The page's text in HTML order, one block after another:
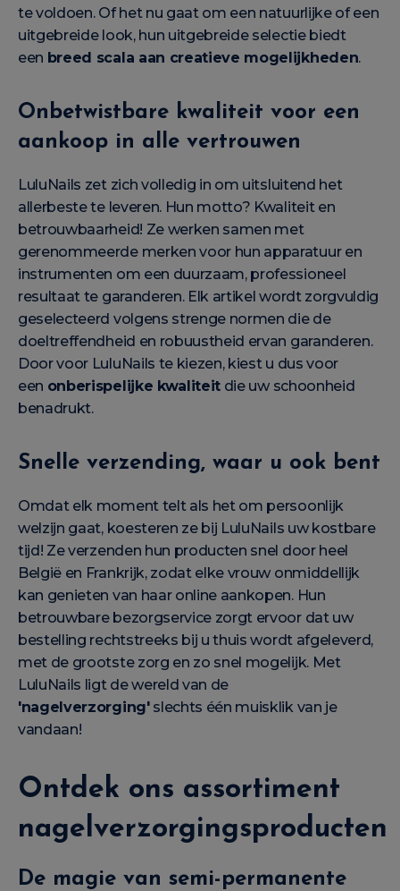
te voldoen. Of het nu gaat om een natuurlijke of een
uitgebreide look, hun uitgebreide selectie biedt
een breed scala aan creatieve mogelijkheden.
Onbetwistbare kwaliteit voor een
aankoop in alle vertrouwen
LuluNails zet zich volledig in om uitsluitend het
allerbeste te leveren. Hun motto? Kwaliteit en
betrouwbaarheid! Ze werken samen met
gerenommeerde merken voor hun apparatuur en
instrumenten om een duurzaam, professioneel
resultaat te garanderen. Elk artikel wordt zorgvuldig
geselecteerd volgens strenge normen die de
doeltreffendheid en robuustheid ervan garanderen.
Door voor LuluNails te kiezen, kiest u dus voor
een onberispelijke kwaliteit die uw schoonheid
benadrukt.
Snelle verzending, waar u ook bent
Omdat elk moment telt als het om persoonlijk
welzijn gaat, koesteren ze bij LuluNails uw kostbare
tijd! Ze verzenden hun producten snel door heel
België en Frankrijk, zodat elke vrouw onmiddellijk
kan genieten van haar online aankopen. Hun
betrouwbare bezorgservice zorgt ervoor dat uw
bestelling rechtstreeks bij u thuis wordt afgeleverd,
met de grootste zorg en zo snel mogelijk. Met
LuluNails ligt de wereld van de
'nagelverzorging'slechts één muisklik van je
vandaan!
Ontdek ons assortiment
nagelverzorgingsproducten
De magie van semi-permanente